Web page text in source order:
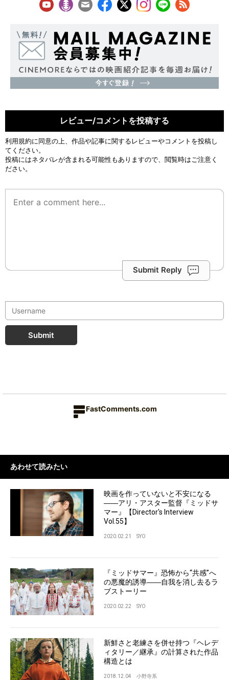
レビュー/コメントを投稿する
利用規約に同意の上、作品や記事に関するレビューやコメントを投稿し
てください。
投稿にはネタバレが含まれる可能性もありますので、閲覧時はご注意く
ださい。
Submit Reply
Submit
FastComments.com
あわせて読みたい
映画を作っていないと不安になる
――アリ・アスター監督『ミッドサ
マー』【Director's Interview
Vol.55】
2020.02.21 SYO
『ミッドサマー』恐怖から“共感”へ
の悪魔的誘導――自我を消し去るラ
ブストーリー
2020.02.22 SYO
新鮮さと老練さを併せ持つ『ヘレデ
ィタリー／継承』の計算された作品
構造とは
2018.12.04 小野寺系